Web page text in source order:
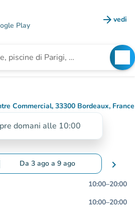
Play arrow_forward vedi
Commercial, 33300 Bordeaux, France
(apri in Google Maps)
(nuova scheda)
domani alle 10:00
Da 3 ago a 9 ago
il calendario per modificare le
chevron_right
10:00–20:00
10:00–20:00